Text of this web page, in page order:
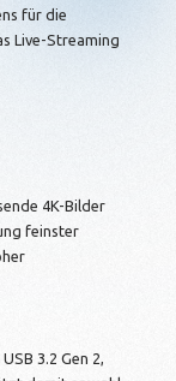
für die
Live-Streaming
4K-Bilder
feinster
3.2 Gen 2,